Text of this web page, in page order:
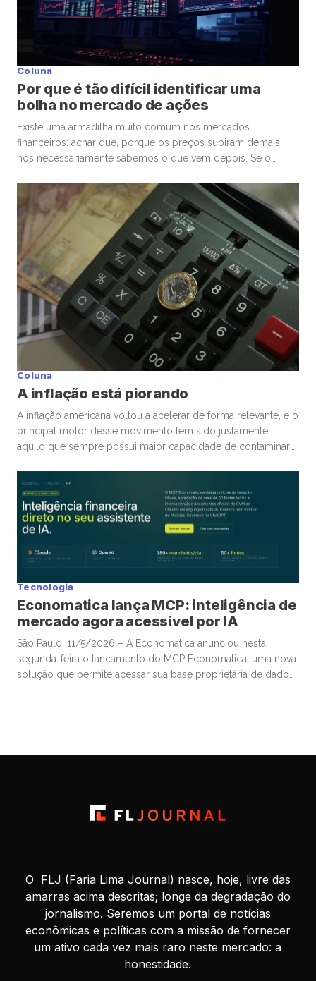
Coluna
Por que é tão difícil identificar uma
bolha no mercado de ações
Existe uma armadilha muito comum nos mercados
financeiros: achar que, porque os preços subiram demais,
nós necessariamente sabemos o que vem depois. Se o
talvez ainda mais perigoso seja ter certeza absoluta,
independentemente de ele estar ou não. Nas últimas
semanas, vimos movimentos impressionantes. […]
Coluna
A inflação está piorando
A inflação americana voltou a acelerar de forma relevante, e o
principal motor desse movimento tem sido justamente
aquilo que sempre possui maior capacidade de contaminar
de Ormuz trouxe novamente para o centro da discussão um
tema que […]
Tecnologia
Economatica lança MCP: inteligência de
mercado agora acessível por IA
São Paulo, 11/5/2026 – A Economatica anunciou nesta
segunda-feira o lançamento do MCP Economatica, uma nova
solução que permite acessar sua base proprietária de dados
O FLJ (Faria Lima Journal) nasce, hoje, livre das
amarras acima descritas; longe da degradação do
jornalismo. Seremos um portal de notícias
econômicas e políticas com a missão de fornecer
um ativo cada vez mais raro neste mercado: a
honestidade.